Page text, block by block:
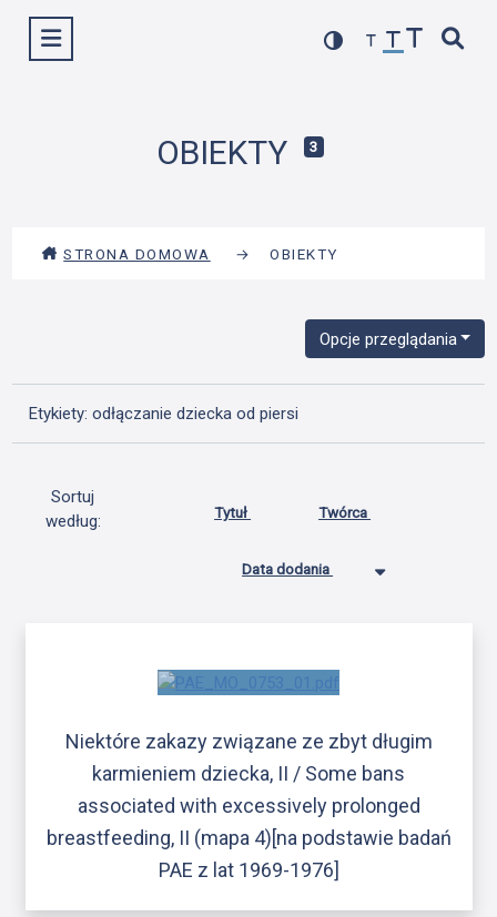
Wyświetl menu
OBIEKTY 3
STRONA DOMOWA → OBIEKTY
Opcje przeglądania
Etykiety: odłączanie dziecka od piersi
Sortuj
według:
Tytuł Twórca
Data dodania
Niektóre zakazy związane ze zbyt długim
karmieniem dziecka, II / Some bans
associated with excessively prolonged
breastfeeding, II (mapa 4)[na podstawie badań
PAE z lat 1969-1976]